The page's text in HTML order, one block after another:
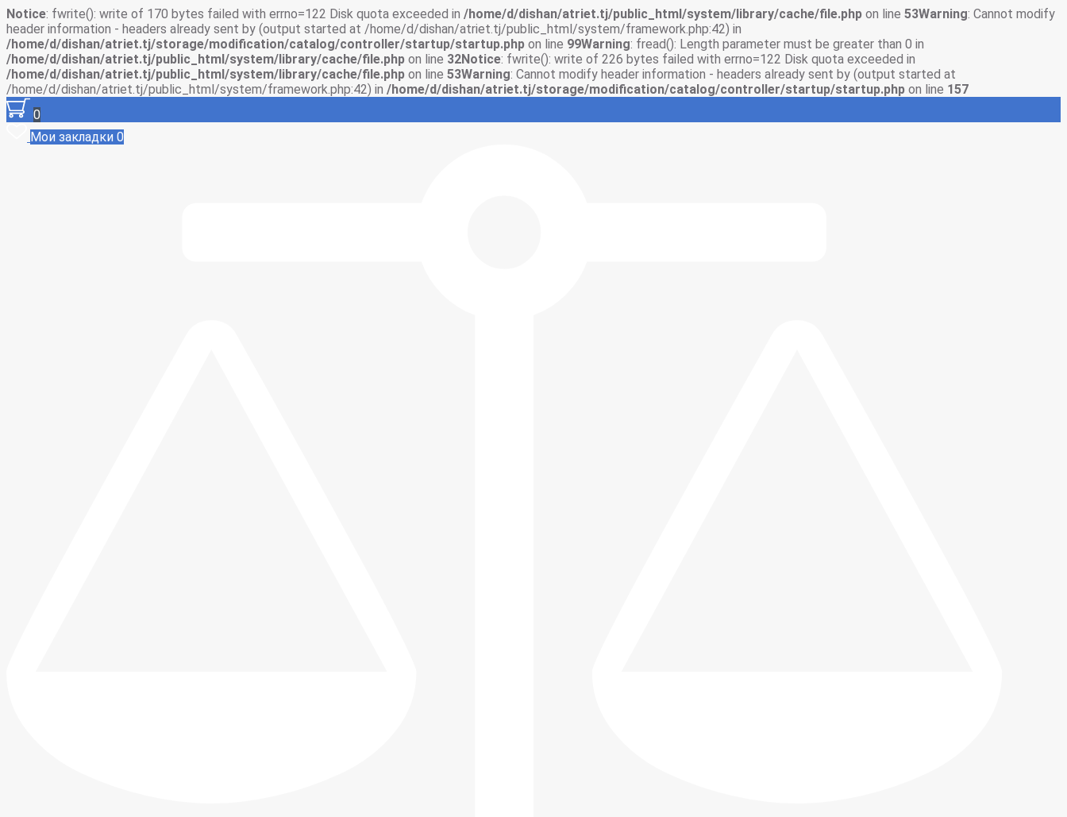
Notice: fwrite(): write of 170 bytes failed with errno=122 Disk quota exceeded in /home/d/dishan/atriet.tj/public_html/system/library/cache/file.php on line 53Warning: Cannot modify
header information - headers already sent by (output started at /home/d/dishan/atriet.tj/public_html/system/framework.php:42) in
/home/d/dishan/atriet.tj/storage/modification/catalog/controller/startup/startup.php on line 99Warning: fread(): Length parameter must be greater than 0 in
/home/d/dishan/atriet.tj/public_html/system/library/cache/file.php on line 32Notice: fwrite(): write of 226 bytes failed with errno=122 Disk quota exceeded in
/home/d/dishan/atriet.tj/public_html/system/library/cache/file.php on line 53Warning: Cannot modify header information - headers already sent by (output started at
/home/d/dishan/atriet.tj/public_html/system/framework.php:42) in /home/d/dishan/atriet.tj/storage/modification/catalog/controller/startup/startup.php on line 157
0
Мои закладки 0